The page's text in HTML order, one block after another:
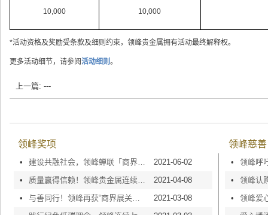
10,000 10,000
*活动资格及奖励受条款及细则约束，领峰贵金属拥有活动最终解释权。
更多活动细节，请参阅活动细则。
上一篇: ---
领峰奖项
•
2021-06-02
•
2021-04-08
•
2021-03-08
领峰慈善
•
•
•